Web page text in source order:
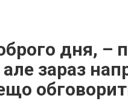
дня, –
зараз